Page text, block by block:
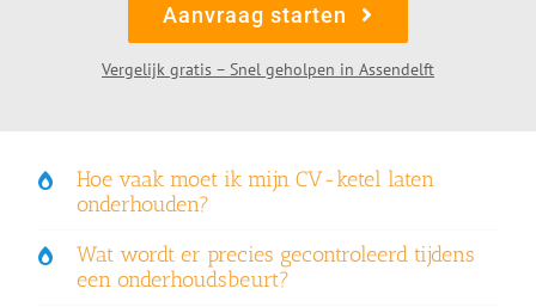
Aanvraag starten
Vergelijk gratis – Snel geholpen in Assendelft
Hoe vaak moet ik mijn CV-ketel laten
onderhouden?
Wat wordt er precies gecontroleerd tijdens
een onderhoudsbeurt?